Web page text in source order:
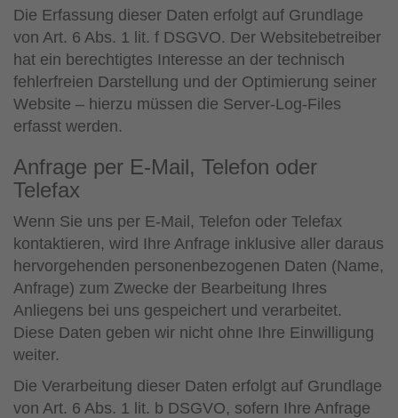
Die Erfassung dieser Daten erfolgt auf Grundlage
von Art. 6 Abs. 1 lit. f DSGVO. Der Websitebetreiber
hat ein berechtigtes Interesse an der technisch
fehlerfreien Darstellung und der Optimierung seiner
Website – hierzu müssen die Server-Log-Files
erfasst werden.
Anfrage per E-Mail, Telefon oder
Telefax
Wenn Sie uns per E-Mail, Telefon oder Telefax
kontaktieren, wird Ihre Anfrage inklusive aller daraus
hervorgehenden personenbezogenen Daten (Name,
Anfrage) zum Zwecke der Bearbeitung Ihres
Anliegens bei uns gespeichert und verarbeitet.
Diese Daten geben wir nicht ohne Ihre Einwilligung
weiter.
Die Verarbeitung dieser Daten erfolgt auf Grundlage
von Art. 6 Abs. 1 lit. b DSGVO, sofern Ihre Anfrage